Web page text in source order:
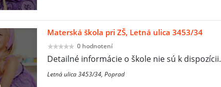
Materská škola pri ZŠ, Letná ulica 3453/34
0 hodnotení
Detailné informácie o škole nie sú k dispozícii.
Letná ulica 3453/34, Poprad